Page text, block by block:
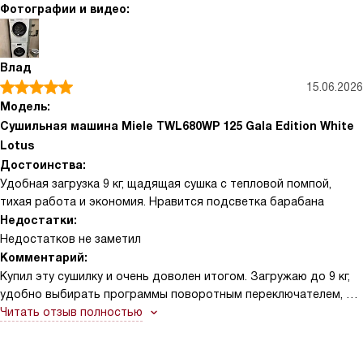
Управление понятное и логичное, панели не нужно долго
изучать — выбираешь программу по типу ткани и степени
влажности, а датчики сами отключают процесс, когда уровень
готовности достигнут. Барабан вместительный, вещи не
мнутся и после стирки остаются мягкими, что сильно
сократило время глажки. Особенно понравились бережные
режимы для деликатных тканей и спецпрограммы для
спортивной одежды и обуви — всё выходит сухим, но без
усадки и потертостей.
Фотографии и видео:
Влад
15.06.2026
Модель:
Сушильная машина Miele TWL680WP 125 Gala Edition White
Lotus
Достоинства:
Удобная загрузка 9 кг, щадящая сушка с тепловой помпой,
тихая работа и экономия. Нравится подсветка барабана
Недостатки:
Недостатков не заметил
Комментарий:
Купил эту сушилку и очень доволен итогом. Загружаю до 9 кг,
удобно выбирать программы поворотным переключателем, а
настройки вижу на дисплее ComfortSensor. Тепловая помпа и
Читать отзыв полностью